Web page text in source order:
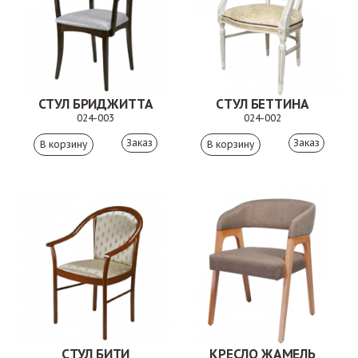
СТУЛ БРИДЖИТТА
024-003
Заказ
СТУЛ БЕТТИНА
024-002
Заказ
СТУЛ БИТИ КРЕСЛО ЖАМЕЛЬ